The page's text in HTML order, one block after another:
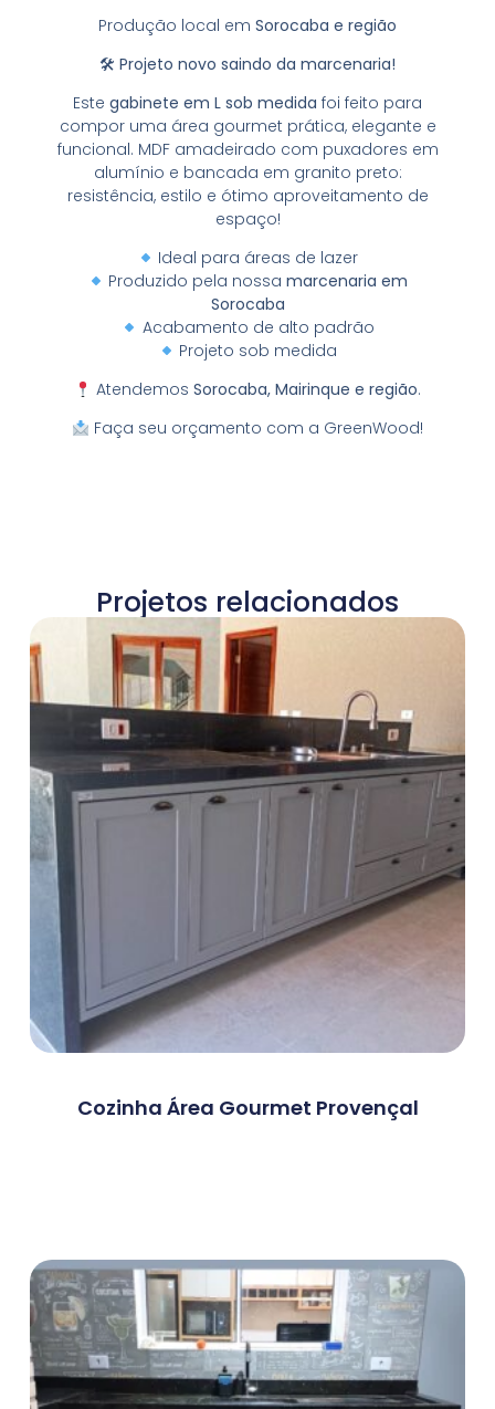
Produção local em Sorocaba e região
🛠 Projeto novo saindo da marcenaria!
Este gabinete em L sob medida foi feito para
compor uma área gourmet prática, elegante e
funcional. MDF amadeirado com puxadores em
alumínio e bancada em granito preto:
resistência, estilo e ótimo aproveitamento de
espaço!
Ideal para áreas de lazer
Produzido pela nossamarcenaria em
Sorocaba
Acabamento de alto padrão
Projeto sob medida
Atendemos Sorocaba, Mairinque e região.
Faça seu orçamento com a GreenWood!
Projetos relacionados
Cozinha Área Gourmet Provençal